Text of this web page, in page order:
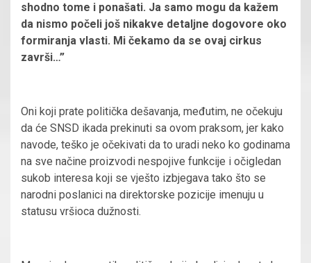
shodno tome i ponašati. Ja samo mogu da kažem
da nismo počeli još nikakve detaljne dogovore oko
formiranja vlasti. Mi čekamo da se ovaj cirkus
završi…”
Oni koji prate politička dešavanja, međutim, ne očekuju
da će SNSD ikada prekinuti sa ovom praksom, jer kako
navode, teško je očekivati da to uradi neko ko godinama
na sve načine proizvodi nespojive funkcije i očigledan
sukob interesa koji se vješto izbjegava tako što se
narodni poslanici na direktorske pozicije imenuju u
statusu vršioca dužnosti.